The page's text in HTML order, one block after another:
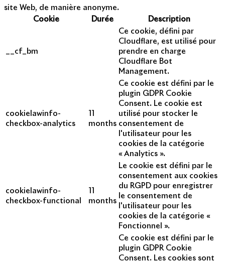
site Web, de manière anonyme.
Cookie
Durée Description
__cf_bm
Ce cookie, défini par
Cloudflare, est utilisé pour
prendre en charge
Cloudflare Bot
Management.
cookielawinfo-
checkbox-analytics
months
Ce cookie est défini par le
plugin GDPR Cookie
Consent. Le cookie est
utilisé pour stocker le
consentement de
l'utilisateur pour les
cookies de la catégorie
« Analytics ».
cookielawinfo-
checkbox-functional
months
Le cookie est défini par le
consentement aux cookies
du RGPD pour enregistrer
le consentement de
l'utilisateur pour les
cookies de la catégorie «
Fonctionnel ».
Ce cookie est défini par le
plugin GDPR Cookie
Consent. Les cookies sont